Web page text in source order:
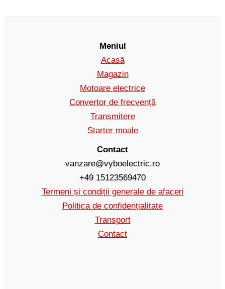
Meniul
Acasă
Magazin
Motoare electrice
Convertor de frecvență
Transmitere
Starter moale
Contact
vanzare@vyboelectric.ro
+49 15123569470
Termeni și condiții generale de afaceri
Politica de confidențialitate
Transport
Contact